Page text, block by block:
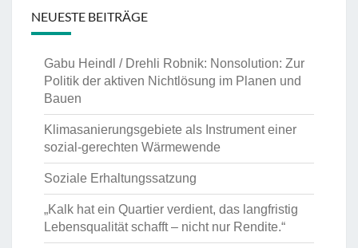
NEUESTE BEITRÄGE
Gabu Heindl / Drehli Robnik: Nonsolution: Zur
Politik der aktiven Nichtlösung im Planen und
Bauen
Klimasanierungsgebiete als Instrument einer
sozial-gerechten Wärmewende
Soziale Erhaltungssatzung
„Kalk hat ein Quartier verdient, das langfristig
Lebensqualität schafft – nicht nur Rendite.“